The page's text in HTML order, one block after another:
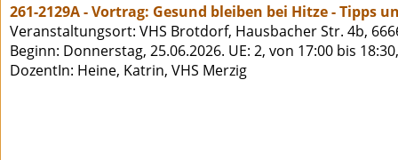
261-2129A - Vortrag: Gesund bleiben bei Hitze - Tipps
Veranstaltungsort: VHS Brotdorf, Hausbacher Str. 4b,
Beginn: Donnerstag, 25.06.2026. UE: 2, von 17:00 bis
DozentIn: Heine, Katrin, VHS Merzig